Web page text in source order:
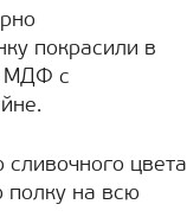
покрасили в
МДФ с
цвета
полку на всю